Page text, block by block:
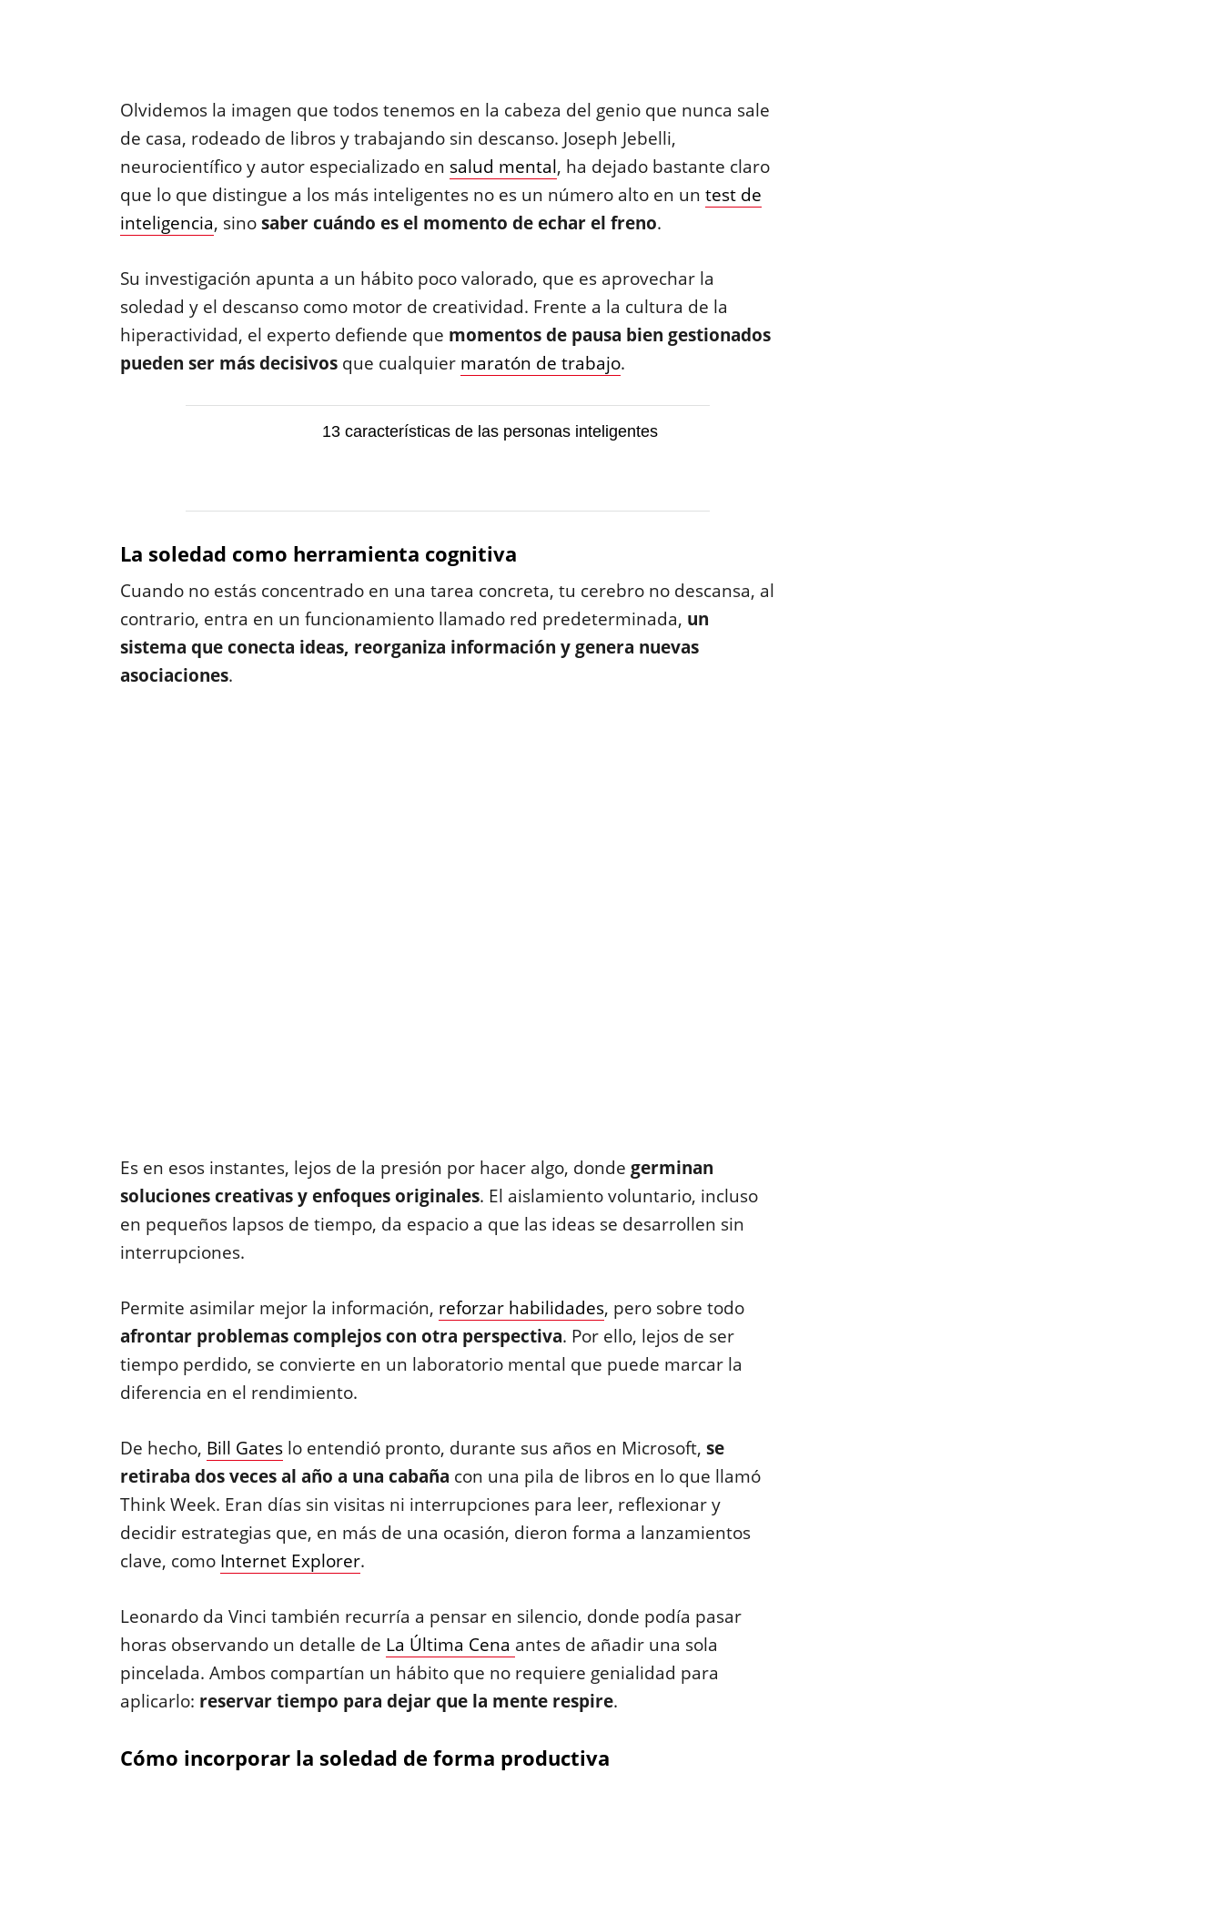
Olvidemos la imagen que todos tenemos en la cabeza del genio que nunca sale
de casa, rodeado de libros y trabajando sin descanso. Joseph Jebelli,
neurocientífico y autor especializado en salud mental, ha dejado bastante claro
que lo que distingue a los más inteligentes no es un número alto en un test de
inteligencia, sinosaber cuándo es el momento de echar el freno.
Su investigación apunta a un hábito poco valorado, que es aprovechar la
soledad y el descanso como motor de creatividad. Frente a la cultura de la
hiperactividad, el experto defiende que momentos de pausa bien gestionados
pueden ser más decisivosque cualquier maratón de trabajo.
13 características de las personas inteligentes
La soledad como herramienta cognitiva
Cuando no estás concentrado en una tarea concreta, tu cerebro no descansa, al
contrario, entra en un funcionamiento llamado red predeterminada, un
sistema que conecta ideas, reorganiza información y genera nuevas
asociaciones.
Es en esos instantes, lejos de la presión por hacer algo, donde germinan
soluciones creativas y enfoques originales. El aislamiento voluntario, incluso
en pequeños lapsos de tiempo, da espacio a que las ideas se desarrollen sin
interrupciones.
Permite asimilar mejor la información, reforzar habilidades, pero sobre todo
afrontar problemas complejos con otra perspectiva. Por ello, lejos de ser
tiempo perdido, se convierte en un laboratorio mental que puede marcar la
diferencia en el rendimiento.
De hecho, Bill Gateslo entendió pronto, durante sus años en Microsoft, se
retiraba dos veces al año a una cabaña con una pila de libros en lo que llamó
Think Week. Eran días sin visitas ni interrupciones para leer, reflexionar y
decidir estrategias que, en más de una ocasión, dieron forma a lanzamientos
clave, como Internet Explorer.
Leonardo da Vinci también recurría a pensar en silencio, donde podía pasar
horas observando un detalle de La Última Cena antes de añadir una sola
pincelada. Ambos compartían un hábito que no requiere genialidad para
aplicarlo: reservar tiempo para dejar que la mente respire.
Cómo incorporar la soledad de forma productiva